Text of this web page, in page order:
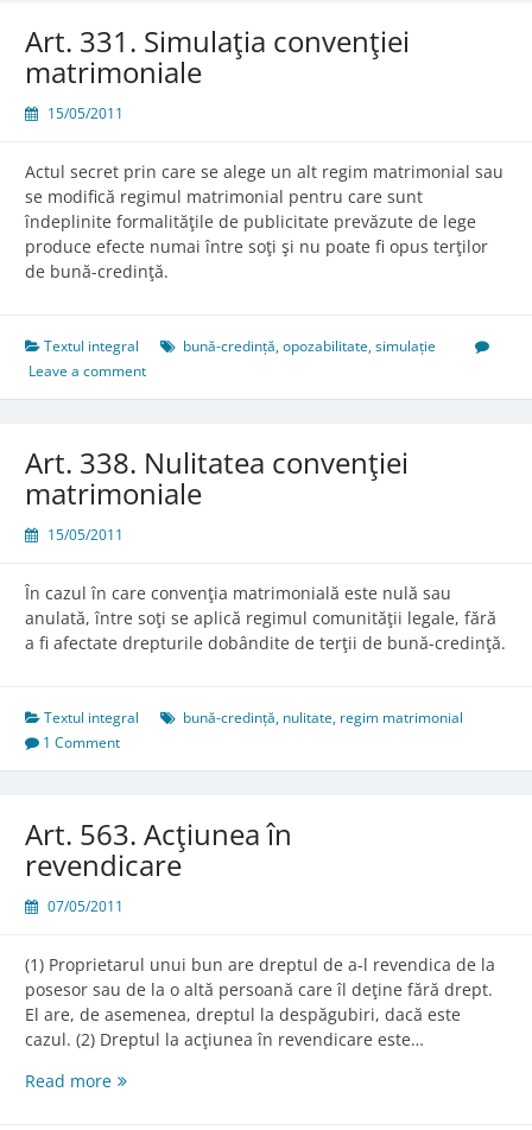
Art. 331. Simulaţia convenţiei
matrimoniale
15/05/2011
Actul secret prin care se alege un alt regim matrimonial sau
se modifică regimul matrimonial pentru care sunt
îndeplinite formalităţile de publicitate prevăzute de lege
produce efecte numai între soţi şi nu poate fi opus terţilor
de bună-credinţă.
Textul integral bună-credință,opozabilitate,simulație
Leave a comment
Art. 338. Nulitatea convenţiei
matrimoniale
15/05/2011
În cazul în care convenţia matrimonială este nulă sau
anulată, între soţi se aplică regimul comunităţii legale, fără
a fi afectate drepturile dobândite de terţii de bună-credinţă.
Textul integral bună-credință, nulitate, regim matrimonial
1 Comment
Art. 563. Acţiunea în
revendicare
07/05/2011
(1) Proprietarul unui bun are dreptul de a-l revendica de la
posesor sau de la o altă persoană care îl deţine fără drept.
El are, de asemenea, dreptul la despăgubiri, dacă este
cazul. (2) Dreptul la acţiunea în revendicare este…
Read moreArt.